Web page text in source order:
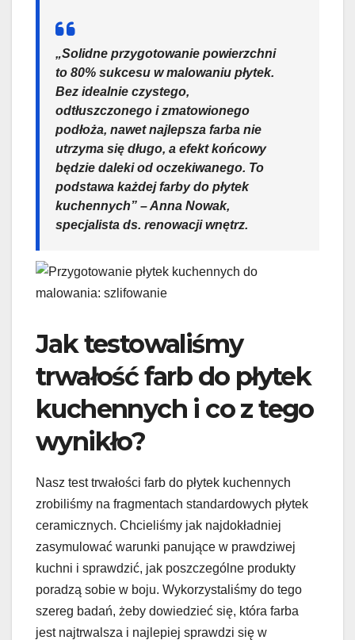
„Solidne przygotowanie powierzchni
to 80% sukcesu w malowaniu płytek.
Bez idealnie czystego,
odtłuszczonego i zmatowionego
podłoża, nawet najlepsza farba nie
utrzyma się długo, a efekt końcowy
będzie daleki od oczekiwanego. To
podstawa każdej farby do płytek
kuchennych” – Anna Nowak,
specjalista ds. renowacji wnętrz.
Jak testowaliśmy
trwałość farb do płytek
kuchennych i co z tego
wynikło?
Nasz test trwałości farb do płytek kuchennych
zrobiliśmy na fragmentach standardowych płytek
ceramicznych. Chcieliśmy jak najdokładniej
zasymulować warunki panujące w prawdziwej
kuchni i sprawdzić, jak poszczególne produkty
poradzą sobie w boju. Wykorzystaliśmy do tego
szereg badań, żeby dowiedzieć się, która farba
jest najtrwalsza i najlepiej sprawdzi się w